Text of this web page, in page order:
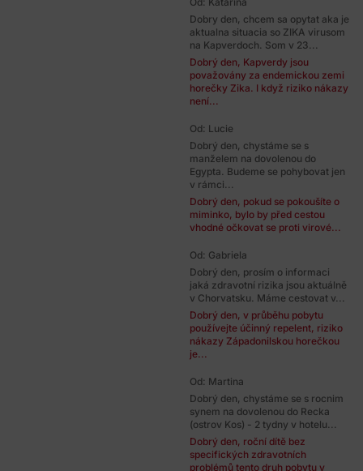
Dobry den, chcem sa opytat aka je
aktualna situacia so ZIKA virusom
na Kapverdoch. Som v 23...
Dobrý den, Kapverdy jsou
považovány za endemickou zemi
horečky Zika. I když riziko nákazy
není...
Od: Lucie
Dobrý den, chystáme se s
manželem na dovolenou do
Egypta. Budeme se pohybovat jen
v rámci...
Dobrý den, pokud se pokoušíte o
miminko, bylo by před cestou
vhodné očkovat se proti virové...
Od: Gabriela
Dobrý den, prosím o informaci
jaká zdravotní rizika jsou aktuálně
v Chorvatsku. Máme cestovat v...
Dobrý den, v průběhu pobytu
používejte účinný repelent, riziko
nákazy Západonilskou horečkou
je...
Od: Martina
Dobrý den, chystáme se s rocnim
synem na dovolenou do Recka
(ostrov Kos) - 2 tydny v hotelu...
Dobrý den, roční dítě bez
specifických zdravotních
problémů tento druh pobytu v